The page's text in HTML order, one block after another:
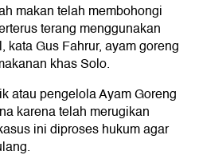
makan telah membohongi
terang menggunakan
Gus Fahrur, ayam goreng
khas Solo.
atau pengelola Ayam Goreng
karena telah merugikan
ini diproses hukum agar